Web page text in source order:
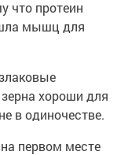
что протеин
мышц для
хороши для
в одиночестве.
первом месте